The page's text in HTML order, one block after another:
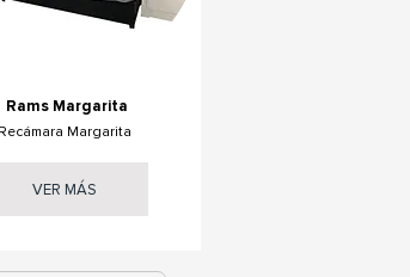
Rams Margarita
Recámara Margarita
VER MÁS